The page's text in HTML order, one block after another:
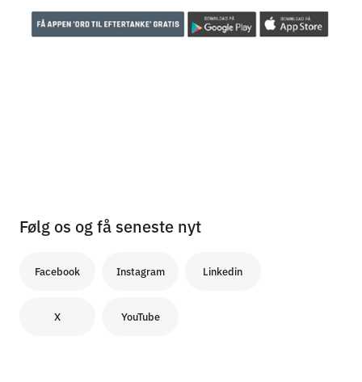
Følg os og få seneste nyt
Facebook Instagram Linkedin
X YouTube